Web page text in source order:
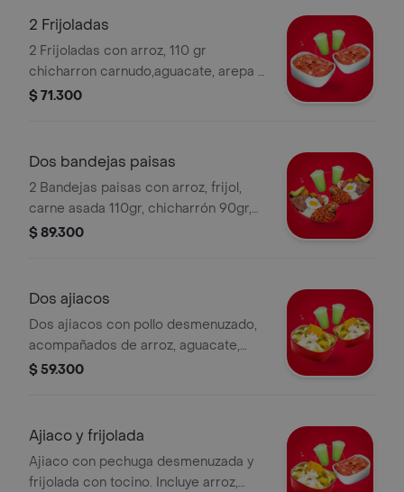
2 Frijoladas
2 Frijoladas con arroz, 110 gr
chicharron carnudo,aguacate, arepa y
2 limonadas gratis.
$ 71.300
Dos bandejas paisas
2 Bandejas paisas con arroz, frijol,
carne asada 110gr, chicharrón 90gr,
chorizo, maduro, aguacate, arepa 2
$ 89.300
Dos ajiacos
Dos ajiacos con pollo desmenuzado,
acompañados de arroz, aguacate,
arepa y dos limonadas.
$ 59.300
Ajiaco y frijolada
Ajiaco con pechuga desmenuzada y
frijolada con tocino. Incluye arroz,